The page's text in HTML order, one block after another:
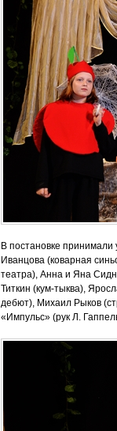
В постановке принимали
Иванцова (коварная
театра), Анна и Яна
Титкин (кум-тыква),
дебют), Михаил Рыков
«Импульс» (рук Л.